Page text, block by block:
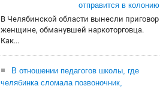
отправится в колонию
В Челябинской области вынесли приговор
женщине, обманувшей наркоторговца.
Как...
В отношении педагогов школы, где
челябинка сломала позвоночник,